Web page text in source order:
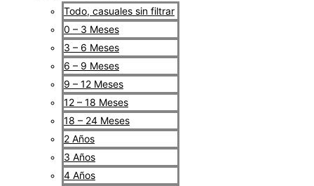
Todo, casuales sin filtrar
0 – 3 Meses
3 – 6 Meses
6 – 9 Meses
9 – 12 Meses
12 – 18 Meses
18 – 24 Meses
2 Años
3 Años
4 Años